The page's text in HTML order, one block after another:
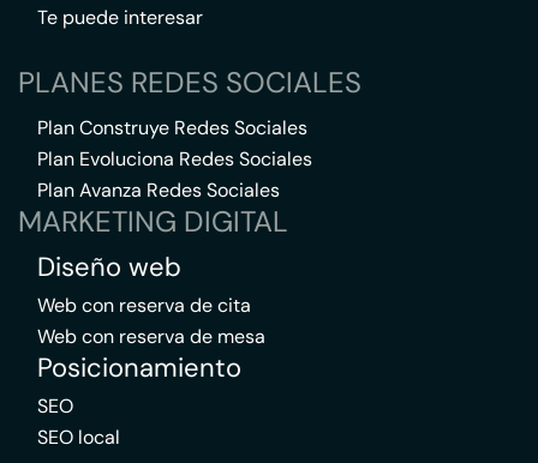
Te puede interesar
PLANES REDES SOCIALES
Plan Construye Redes Sociales
Plan Evoluciona Redes Sociales
Plan Avanza Redes Sociales
MARKETING DIGITAL
Diseño web
Web con reserva de cita
Web con reserva de mesa
Posicionamiento
SEO
SEO local